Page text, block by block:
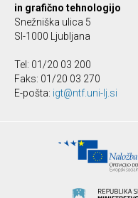
in grafično tehnologijo
Snežniška ulica 5
SI-1000 Ljubljana
Tel: 01/20 03 200
Faks: 01/20 03 270
E-pošta: igt@ntf.uni-lj.si